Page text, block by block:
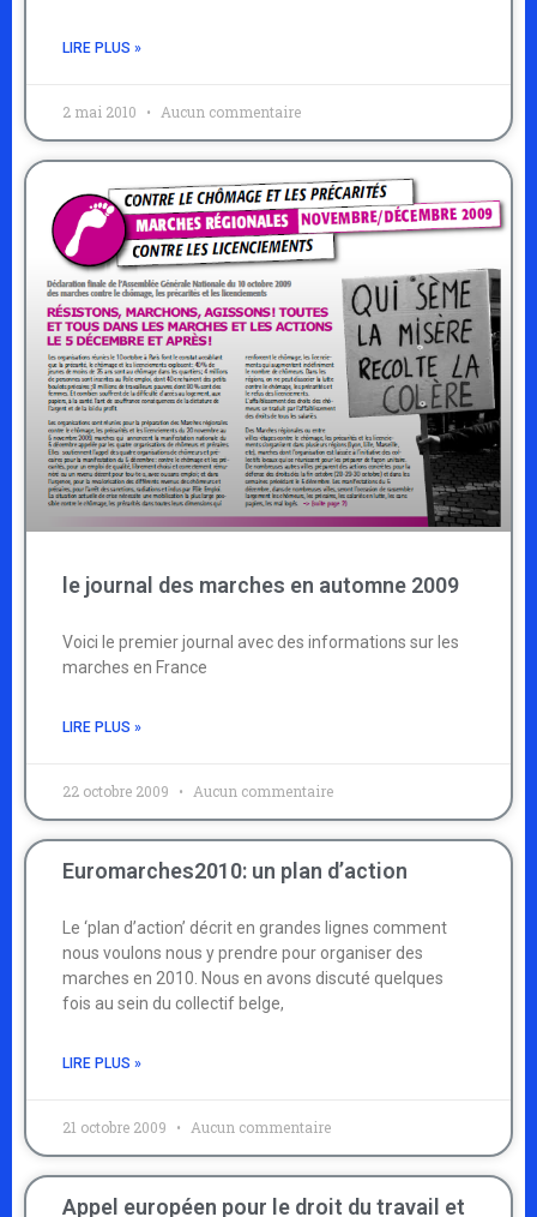
LIRE PLUS »
2 mai 2010 Aucun commentaire
le journal des marches en automne 2009
Voici le premier journal avec des informations sur les
marches en France
LIRE PLUS »
22 octobre 2009 Aucun commentaire
Euromarches2010: un plan d’action
Le ‘plan d’action’ décrit en grandes lignes comment
nous voulons nous y prendre pour organiser des
marches en 2010. Nous en avons discuté quelques
fois au sein du collectif belge,
LIRE PLUS »
21 octobre 2009 Aucun commentaire
Appel européen pour le droit du travail et